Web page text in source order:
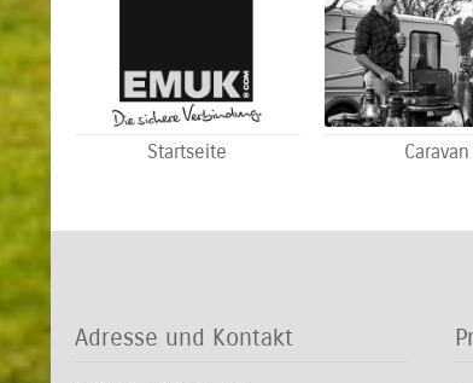
Startseite Caravan
Adresse und Kontakt